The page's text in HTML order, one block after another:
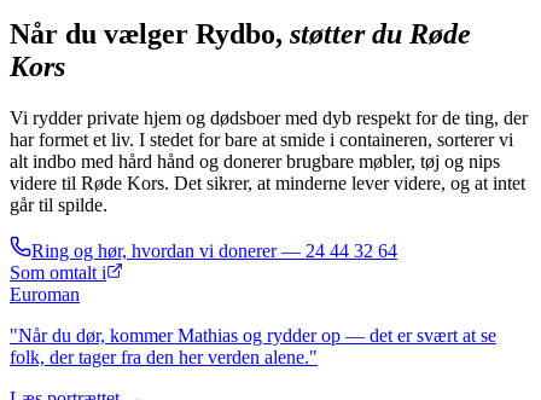
Når du vælger Rydbo, støtter du Røde
Kors
Vi rydder private hjem og dødsboer med dyb respekt for de ting, der
har formet et liv. I stedet for bare at smide i containeren, sorterer vi
alt indbo med hård hånd og donerer brugbare møbler, tøj og nips
videre til Røde Kors. Det sikrer, at minderne lever videre, og at intet
går til spilde.
Ring og hør, hvordan vi donerer — 24 44 32 64
Som omtalt i
Euroman
"Når du dør, kommer Mathias og rydder op — det er svært at se
folk, der tager fra den her verden alene."